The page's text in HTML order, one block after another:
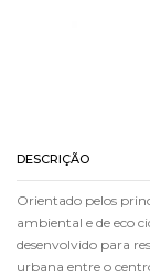
DESCRIÇÃO
Orientado pelos
ambiental e de eco
desenvolvido para
urbana entre o